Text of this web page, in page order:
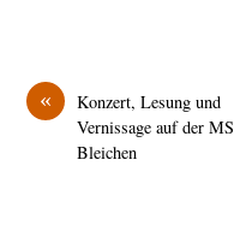
«
Konzert, Lesung und
Vernissage auf der MS
Bleichen